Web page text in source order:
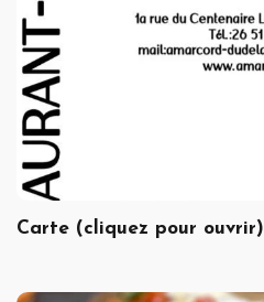
Carte (cliquez pour ouvrir)